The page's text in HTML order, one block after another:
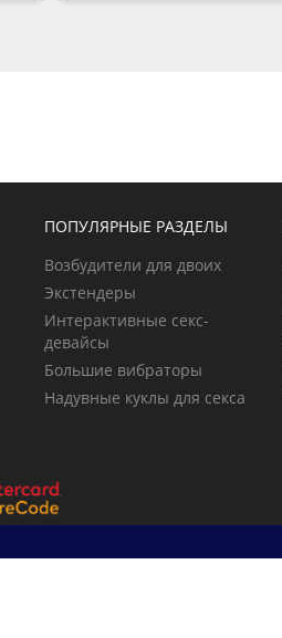
ПОПУЛЯРНЫЕ РАЗДЕЛЫ
Возбудители для двоих
Экстендеры
Интерактивные секс-
девайсы
Большие вибраторы
Надувные куклы для секса